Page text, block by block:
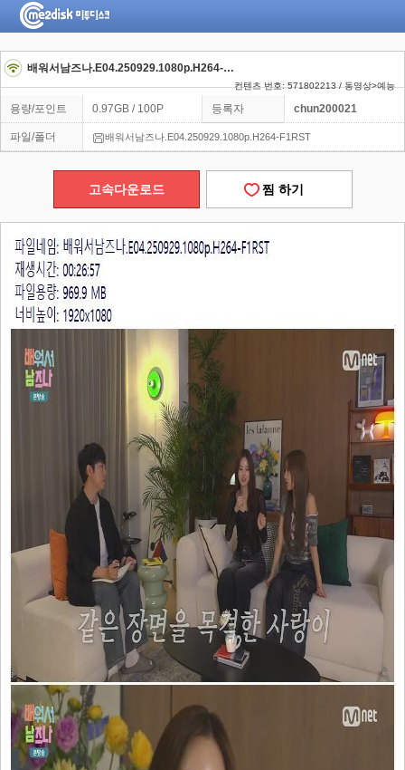
배워서남즈나.E04.250929.1080p.H264-F1RST
컨텐츠 번호: 571802213 / 동영상>예능
용량/포인트 0.97GB / 100P 등록자 chun200021
파일/폴더 배워서남즈나.E04.250929.1080p.H264-F1RST
고속다운로드 찜 하기